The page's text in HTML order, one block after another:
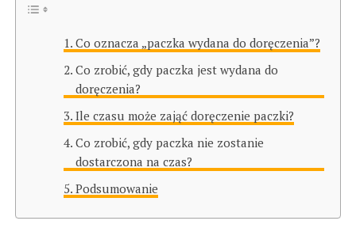
Co oznacza „paczka wydana do doręczenia”?
Co zrobić, gdy paczka jest wydana do
doręczenia?
Ile czasu może zająć doręczenie paczki?
Co zrobić, gdy paczka nie zostanie
dostarczona na czas?
Podsumowanie